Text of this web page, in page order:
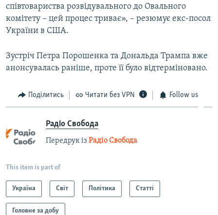
співтовариства розвідувального до Овального
комітету – цей процес триває», – резюмує екс-посол
України в США.
Зустріч Петра Порошенка та Дональда Трампа вже
анонсувалась раніше, проте її було відтерміновано.
Поділитись Читати без VPN Follow us
Радіо Свобода
Передрук із Радіо Свобода
This item is part of
Україна Світ Політика Статті
Головне за добу